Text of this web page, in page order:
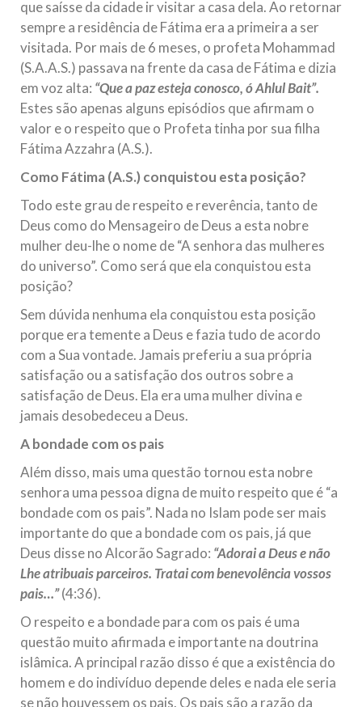
que saísse da cidade ir visitar a casa dela. Ao retornar
sempre a residência de Fátima era a primeira a ser
visitada. Por mais de 6 meses, o profeta Mohammad
(S.A.A.S.) passava na frente da casa de Fátima e dizia
em voz alta: “Que a paz esteja conosco, ó Ahlul Bait”.
Estes são apenas alguns episódios que afirmam o
valor e o respeito que o Profeta tinha por sua filha
Fátima Azzahra (A.S.).
Como Fátima (A.S.) conquistou esta posição?
Todo este grau de respeito e reverência, tanto de
Deus como do Mensageiro de Deus a esta nobre
mulher deu-lhe o nome de “A senhora das mulheres
do universo”. Como será que ela conquistou esta
posição?
Sem dúvida nenhuma ela conquistou esta posição
porque era temente a Deus e fazia tudo de acordo
com a Sua vontade. Jamais preferiu a sua própria
satisfação ou a satisfação dos outros sobre a
satisfação de Deus. Ela era uma mulher divina e
jamais desobedeceu a Deus.
A bondade com os pais
Além disso, mais uma questão tornou esta nobre
senhora uma pessoa digna de muito respeito que é “a
bondade com os pais”. Nada no Islam pode ser mais
importante do que a bondade com os pais, já que
Deus disse no Alcorão Sagrado: “Adorai a Deus e não
Lhe atribuais parceiros. Tratai com benevolência vossos
pais…”(4:36).
O respeito e a bondade para com os pais é uma
questão muito afirmada e importante na doutrina
islâmica. A principal razão disso é que a existência do
homem e do indivíduo depende deles e nada ele seria
se não houvessem os pais. Os pais são a razão da